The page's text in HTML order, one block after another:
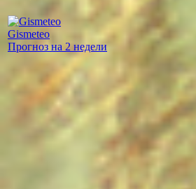
Gismeteo
Прогноз на 2 недели